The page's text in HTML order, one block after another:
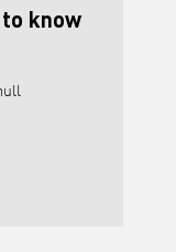
know
of hypertension: what you